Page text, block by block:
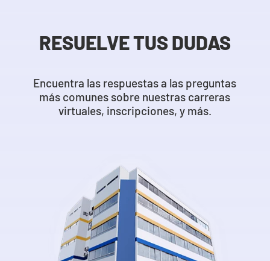
RESUELVE TUS DUDAS
Encuentra las respuestas a las preguntas
más comunes sobre nuestras carreras
virtuales, inscripciones, y más.